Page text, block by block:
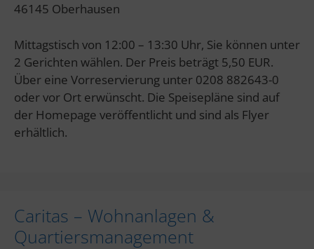
46145 Oberhausen
Mittagstisch von 12:00 – 13:30 Uhr, Sie können unter
2 Gerichten wählen. Der Preis beträgt 5,50 EUR.
Über eine Vorreservierung unter 0208 882643-0
oder vor Ort erwünscht. Die Speisepläne sind auf
der Homepage veröffentlicht und sind als Flyer
erhältlich.
Caritas – Wohnanlagen &
Quartiersmanagement